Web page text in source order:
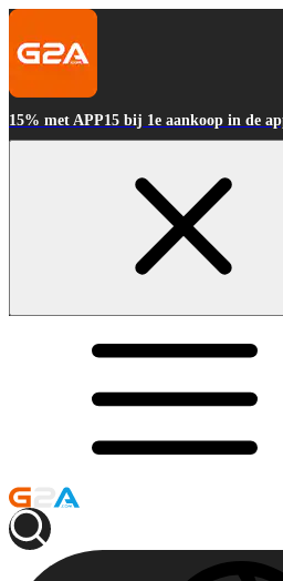
15% met APP15 bij 1e aankoop in de